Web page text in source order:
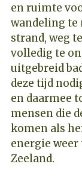
en ruimte
wandeling te
strand, weg
volledig te
uitgebreid
deze tijd
en daarmee
mensen die
komen als
energie
Zeeland.